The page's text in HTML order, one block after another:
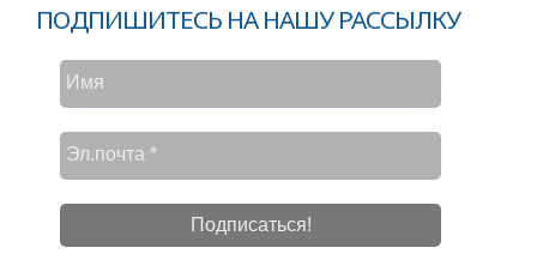
ПОДПИШИТЕСЬ НА НАШУ РАССЫЛКУ